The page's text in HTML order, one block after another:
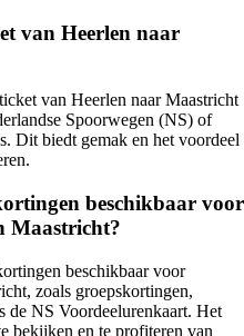
van Heerlen naar
van Heerlen naar Maastricht
Spoorwegen (NS) of
Dit biedt gemak en het voordeel
beschikbaar voor
Maastricht?
beschikbaar voor
zoals groepskortingen,
de NS Voordeelurenkaart. Het
bekijken en te profiteren van